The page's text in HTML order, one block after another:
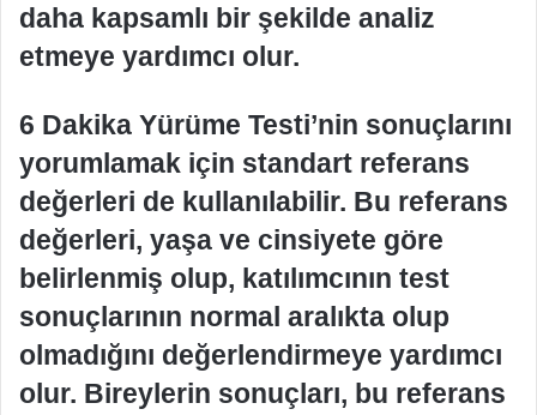
daha kapsamlı bir şekilde analiz
etmeye yardımcı olur.
6 Dakika Yürüme Testi’nin sonuçlarını
yorumlamak için standart referans
değerleri de kullanılabilir. Bu referans
değerleri, yaşa ve cinsiyete göre
belirlenmiş olup, katılımcının test
sonuçlarının normal aralıkta olup
olmadığını değerlendirmeye yardımcı
olur. Bireylerin sonuçları, bu referans